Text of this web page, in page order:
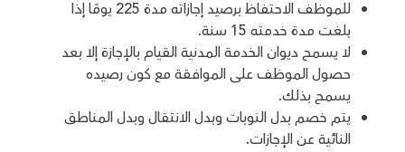
للموظف الاحتفاظ برصيد إجازاته مدة 225 يومًا إذا
بلغت مدة خدمته 15 سنة.
لا يسمح ديوان الخدمة المدنية القيام بالإجازة إلا بعد
حصول الموظف على الموافقة مع كون رصيده
يسمح بذلك.
يتم خصم بدل النوبات وبدل الانتقال وبدل المناطق
النائية عن الإجازات.